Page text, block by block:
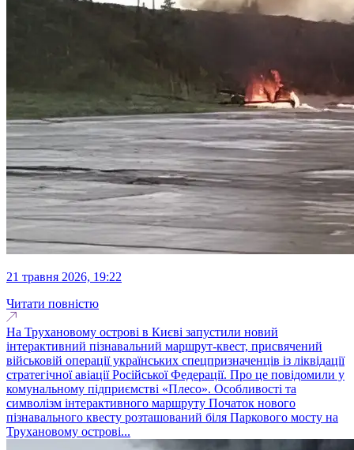
21 травня 2026, 19:22
Читати повністю
На Трухановому острові в Києві запустили новий
інтерактивний пізнавальний маршрут-квест, присвячений
військовій операції українських спецпризначенців із ліквідації
стратегічної авіації Російської Федерації. Про це повідомили у
комунальному підприємстві «Плесо». Особливості та
символізм інтерактивного маршруту Початок нового
пізнавального квесту розташований біля Паркового мосту на
Трухановому острові...